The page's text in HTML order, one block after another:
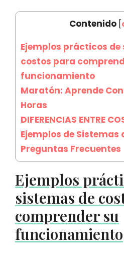
Contenido [
Ejemplos prácticos de
costos para
funcionamiento
Maratón: Aprende
Horas
DIFERENCIAS ENTRE
Ejemplos de Sistemas
Preguntas Frecuentes
Ejemplos
sistemas de
comprender su
funcionamiento